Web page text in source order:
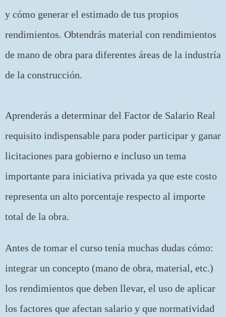
y cómo generar el estimado de tus propios
rendimientos. Obtendrás material con rendimientos
de mano de obra para diferentes áreas de la industría
de la construcción.
Aprenderás a determinar del Factor de Salario Real
requisito indispensable para poder participar y ganar
licitaciones para gobierno e incluso un tema
importante para iniciativa privada ya que este costo
representa un alto porcentaje respecto al importe
total de la obra.
Antes de tomar el curso tenía muchas dudas cómo:
integrar un concepto (mano de obra, material, etc.)
los rendimientos que deben llevar, el uso de aplicar
los factores que afectan salario y que normatividad